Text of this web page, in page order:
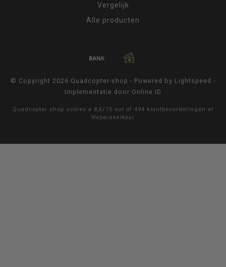
Vergelijk
Alle producten
© Copyright 2026 Quadcopter-shop - Powered by Lightspeed -
Implementatie door Online ID
Quadcopter shop scores a 8,6/ 10 out of 494 klantbeoordelingen at
WebwinkelKeur